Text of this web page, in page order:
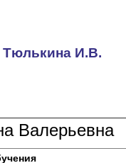
Тюлькина И.В.
Валерьевна